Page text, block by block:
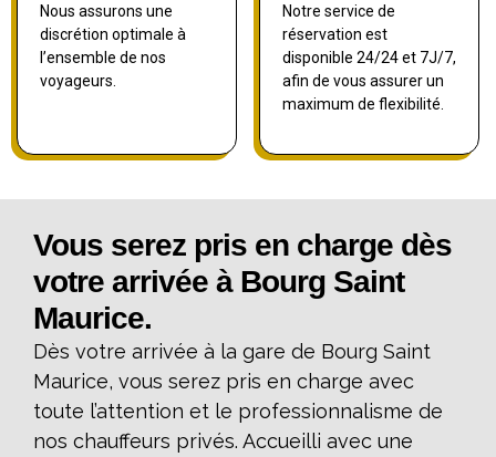
Nous assurons une
discrétion optimale à
l’ensemble de nos
voyageurs.
Notre service de
réservation est
disponible 24/24 et 7J/7,
afin de vous assurer un
maximum de flexibilité.
Vous serez pris en charge dès
votre arrivée à Bourg Saint
Maurice.
Dès votre arrivée à la gare de Bourg Saint
Maurice, vous serez pris en charge avec
toute l’attention et le professionnalisme de
nos chauffeurs privés. Accueilli avec une